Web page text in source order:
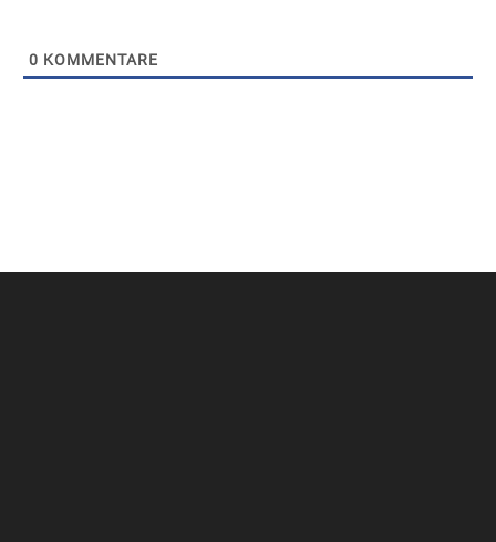
0 KOMMENTARE